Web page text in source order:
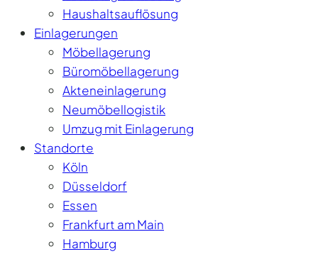
Haushaltsauflösung
Einlagerungen
Möbellagerung
Büromöbellagerung
Akteneinlagerung
Neumöbellogistik
Umzug mit Einlagerung
Standorte
Köln
Düsseldorf
Essen
Frankfurt am Main
Hamburg